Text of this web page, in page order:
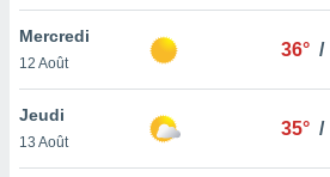
ainsi
un
la
du
Mercredi
12 Août
36° /
Jeudi
13 Août
35° /